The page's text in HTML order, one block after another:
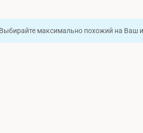
максимально похожий на Ваш